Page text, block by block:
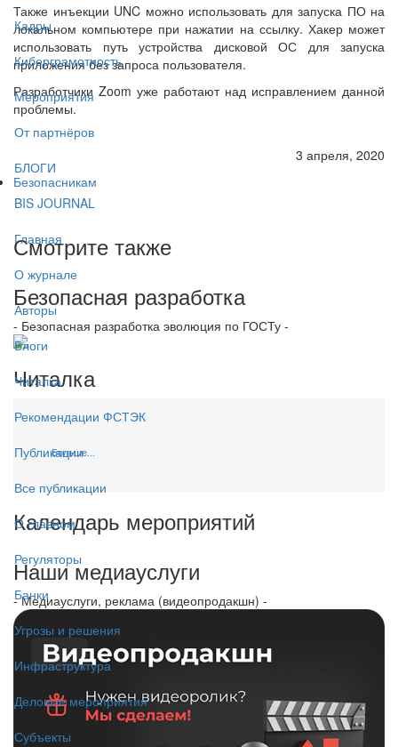
Кадры
Киберграмотность
Мероприятия
От партнёров
БЛОГИ
BIS JOURNAL
Главная
О журнале
Авторы
Блоги
Читалка
Рекомендации ФСТЭК
Публикации
Все публикации
О главном
Регуляторы
Банки
Угрозы и решения
Инфраструктура
Деловые мероприятия
Субъекты
Также инъекции UNC можно использовать для запуска ПО на
локальном компьютере при нажатии на ссылку. Хакер может
использовать путь устройства дисковой ОС для запуска
приложения без запроса пользователя.
Разработчики Zoom уже работают над исправлением данной
проблемы.
3 апреля, 2020
Безопасникам
Смотрите также
Безопасная разработка
- Безопасная разработка эволюция по ГОСТу -
Читалка
Больше...
Календарь мероприятий
Наши медиауслуги
- Медиауслуги, реклама (видеопродакшн) -